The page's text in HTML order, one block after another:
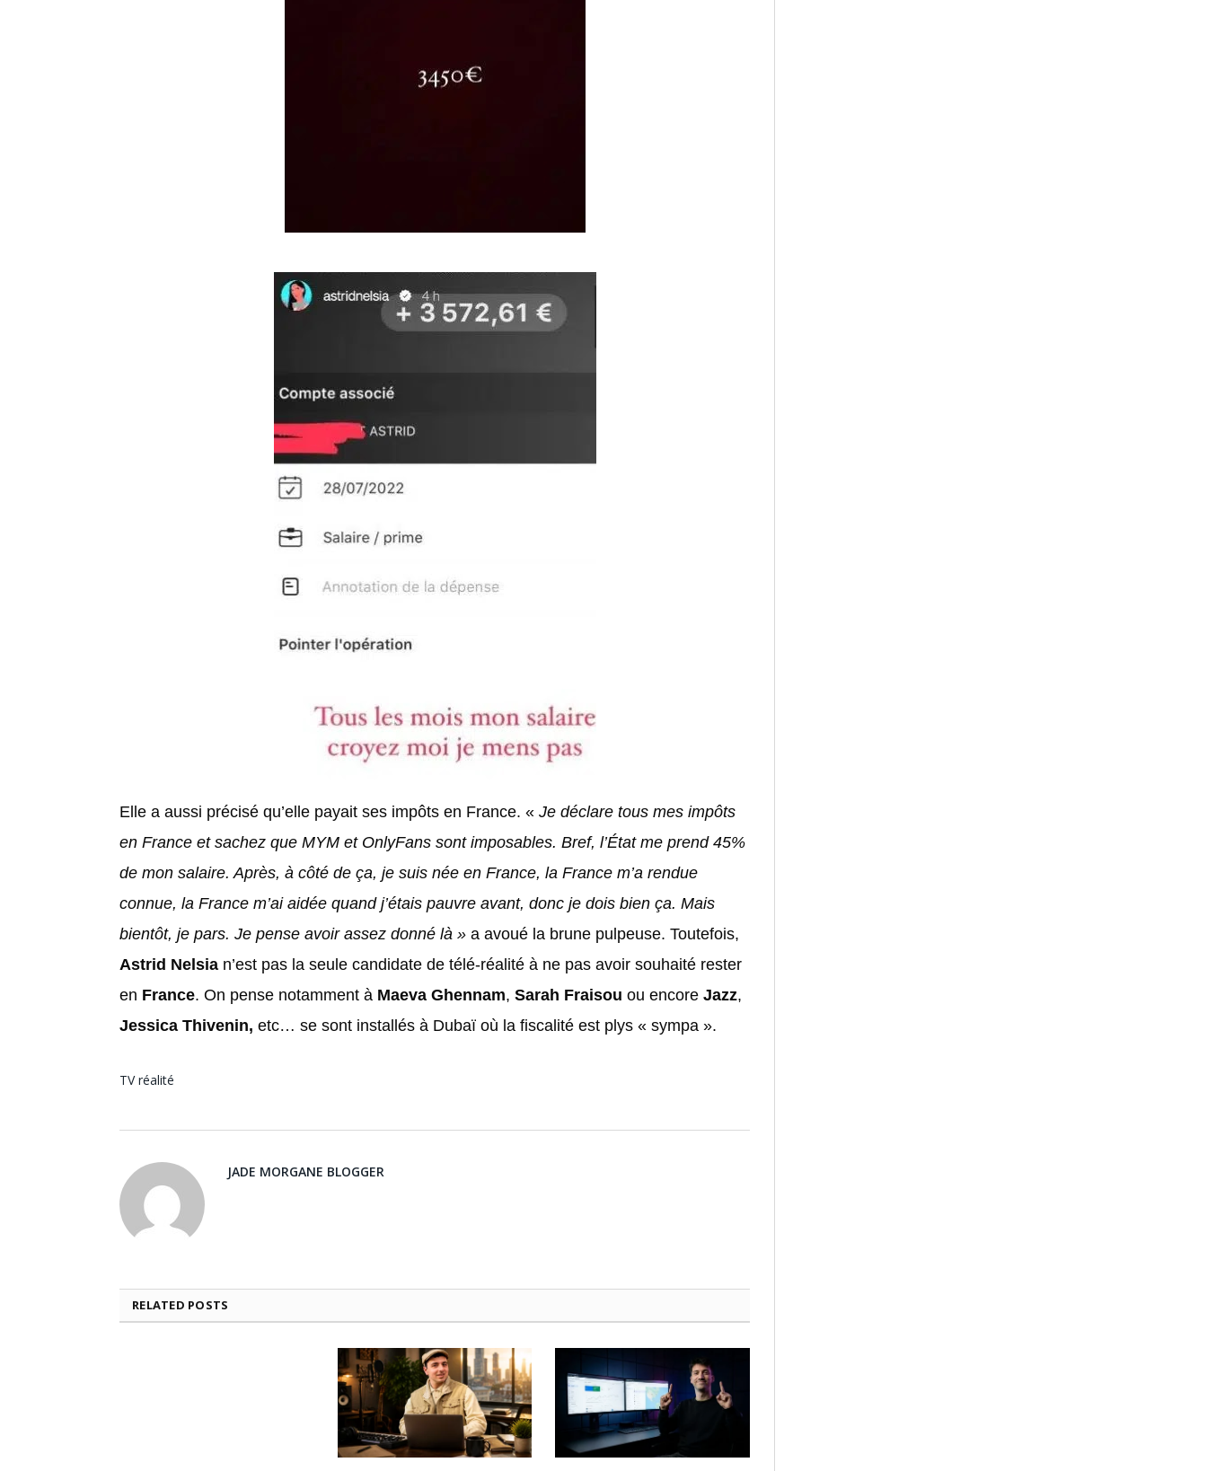
Elle a aussi précisé qu’elle payait ses impôts en France. « Je déclare tous mes impôts
en France et sachez que MYM et OnlyFans sont imposables. Bref, l’État me prend 45%
de mon salaire. Après, à côté de ça, je suis née en France, la France m’a rendue
connue, la France m’ai aidée quand j’étais pauvre avant, donc je dois bien ça. Mais
bientôt, je pars. Je pense avoir assez donné là » a avoué la brune pulpeuse. Toutefois,
Astrid Nelsia n’est pas la seule candidate de télé-réalité à ne pas avoir souhaité rester
en France. On pense notamment à Maeva Ghennam, Sarah Fraisou ou encore Jazz,
Jessica Thivenin, etc… se sont installés à Dubaï où la fiscalité est plys « sympa ».
TV réalité
JADE MORGANE BLOGGER
RELATED POSTS